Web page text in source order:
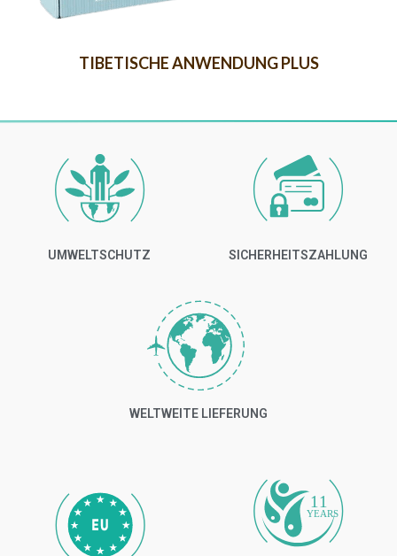
TIBETISCHE ANWENDUNG PLUS
UMWELTSCHUTZ SICHERHEITSZAHLUNG
WELTWEITE LIEFERUNG
11
YEARS